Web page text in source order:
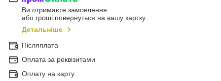
Ви отримаєте замовлення
або гроші повернуться на вашу картку
Детальніше
Післяплата
Оплата за реквізитами
Оплату на карту